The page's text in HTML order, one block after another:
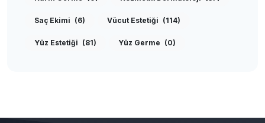
Saç Ekimi (6) Vücut Estetiği (114)
Yüz Estetiği (81) Yüz Germe (0)